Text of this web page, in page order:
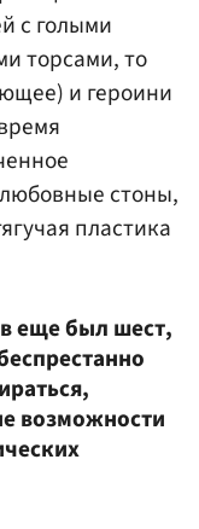
с голыми
торсами, то
и героини
стоны,
пластика
еще был шест,
возможности